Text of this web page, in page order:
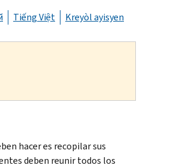
Tiếng Việt Kreyòl ayisyen
hacer es recopilar sus
deben reunir todos los